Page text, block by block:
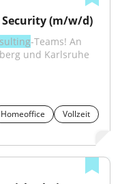
(m/w/d)
-Teams! An
und Karlsruhe
Homeoffice
Vollzeit